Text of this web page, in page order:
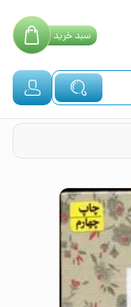
سبدخرید